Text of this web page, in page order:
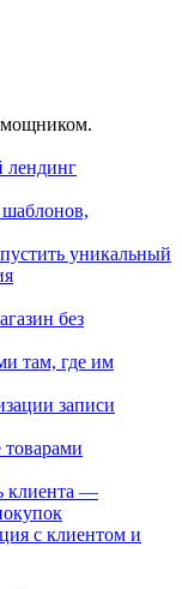
лендинг
уникальный
без
там, где им
записи
клиента —
с клиентом и